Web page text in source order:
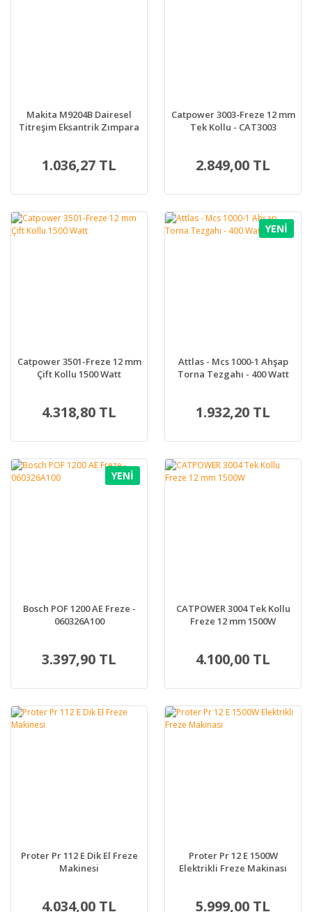
Makita M9204B Dairesel
Titreşim Eksantrik Zımpara
1.036,27 TL
Catpower 3003-Freze 12 mm
Tek Kollu - CAT3003
2.849,00 TL
Catpower 3501-Freze 12 mm
Çift Kollu 1500 Watt
4.318,80 TL
YENİ
Attlas - Mcs 1000-1 Ahşap
Torna Tezgahı - 400 Watt
1.932,20 TL
YENİ
Bosch POF 1200 AE Freze -
060326A100
3.397,90 TL
CATPOWER 3004 Tek Kollu
Freze 12 mm 1500W
4.100,00 TL
Proter Pr 112 E Dik El Freze
Makinesi
4.034,00 TL
Proter Pr 12 E 1500W
Elektrikli Freze Makinası
5.999,00 TL